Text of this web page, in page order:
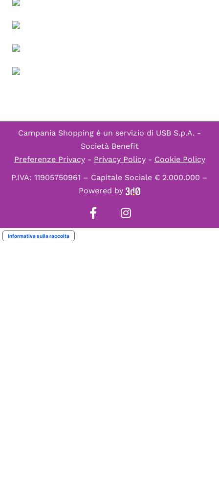
Campania Shopping è un servizio di USB S.p.A. -
Società Benefit
Preferenze Privacy- Privacy Policy- Cookie Policy
P.IVA: 11905750961 – Capitale Sociale € 2.000.000 –
Powered by
Informativa sulla raccolta